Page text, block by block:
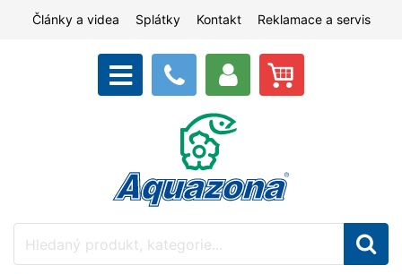
Články a videa Splátky Kontakt Reklamace a servis